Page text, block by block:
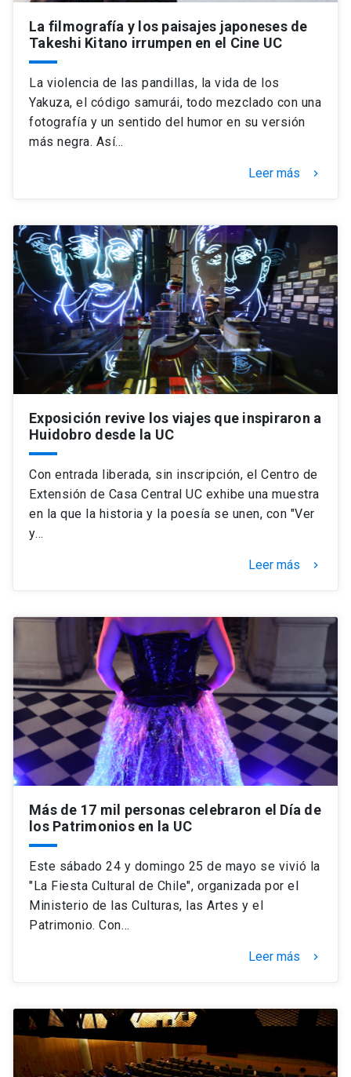
La filmografía y los paisajes japoneses de
Takeshi Kitano irrumpen en el Cine UC
La violencia de las pandillas, la vida de los
Yakuza, el código samurái, todo mezclado con una
fotografía y un sentido del humor en su versión
más negra. Así…
Leer más keyboard_arrow_right
Exposición revive los viajes que inspiraron a
Huidobro desde la UC
Con entrada liberada, sin inscripción, el Centro de
Extensión de Casa Central UC exhibe una muestra
en la que la historia y la poesía se unen, con "Ver
y…
Leer más keyboard_arrow_right
Más de 17 mil personas celebraron el Día de
los Patrimonios en la UC
Este sábado 24 y domingo 25 de mayo se vivió la
"La Fiesta Cultural de Chile", organizada por el
Ministerio de las Culturas, las Artes y el
Patrimonio. Con…
Leer más keyboard_arrow_right